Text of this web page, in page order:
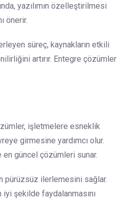
yazılımın özelleştirilmesi
önerir.
süreç, kaynakların etkili
artırır. Entegre çözümler
işletmelere esneklik
girmesine yardımcı olur.
güncel çözümleri sunar.
pürüzsüz ilerlemesini sağlar.
şekilde faydalanmasını